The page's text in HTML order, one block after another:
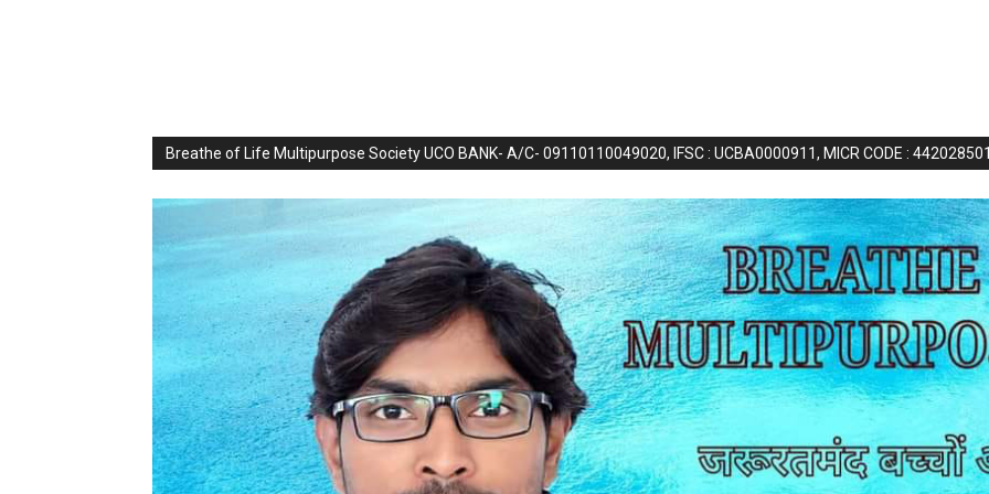
Breathe of Life Multipurpose Society UCO BANK- A/C- 09110110049020, IFSC : UCBA0000911, MICR CODE :